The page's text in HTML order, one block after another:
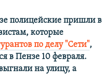
полицейские пришли в
которые
по делу "Сети",
в Пензе 10 февраля.
на улицу, а